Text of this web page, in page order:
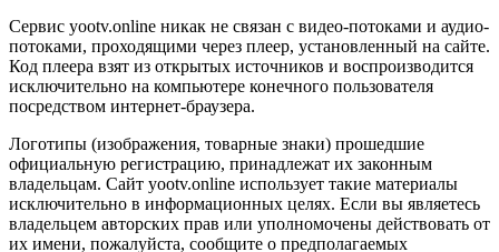
Сервис yootv.online никак не связан с видео-потоками и аудио-
потоками, проходящими через плеер, установленный на сайте.
Код плеера взят из открытых источников и воспроизводится
исключительно на компьютере конечного пользователя
посредством интернет-браузера.
Логотипы (изображения, товарные знаки) прошедшие
официальную регистрацию, принадлежат их законным
владельцам. Сайт yootv.online использует такие материалы
исключительно в информационных целях. Если вы являетесь
владельцем авторских прав или уполномочены действовать от
их имени, пожалуйста, сообщите о предполагаемых